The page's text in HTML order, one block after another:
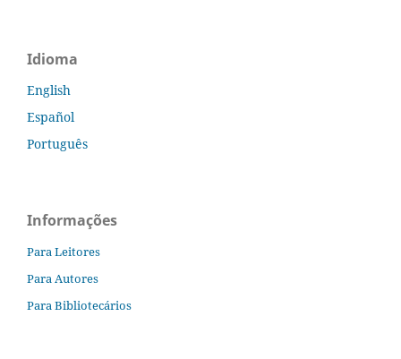
Idioma
English
Español
Português
Informações
Para Leitores
Para Autores
Para Bibliotecários